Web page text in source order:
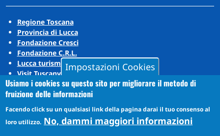
Regione Toscana
Provincia di Lucca
Fondazione Cresci
Fondazione C.R.L.
Lucca turismo
Visit Tuscany
Puccini Lands
Social media
Impostazioni Cookies
Usiamo i cookies su questo sito per migliorare il metodo di
fruizione delle informazioni
Facendo click su un qualsiasi link della pagina darai il tuo consenso al
loro utilizzo. No, dammi maggiori informazioni